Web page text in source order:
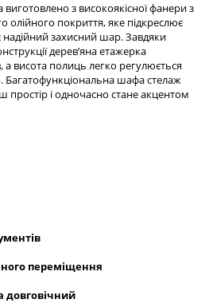
з високоякісної фанери з
олійного покриття, яке підкреслює
надійний захисний шар. Завдяки
дерев’яна етажерка
а висота полиць легко регулюється
Багатофункціональна шафа стелаж
і одночасно стане акцентом
переміщення
довговічний